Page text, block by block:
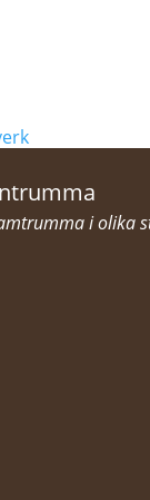
i olika